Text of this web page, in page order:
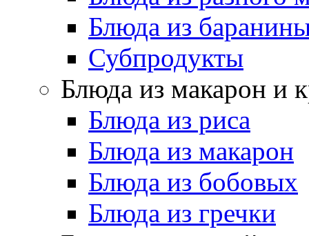
Блюда из
Субпродукты
Блюда из макарон и
Блюда из риса
Блюда из макарон
Блюда из бобовых
Блюда из гречки